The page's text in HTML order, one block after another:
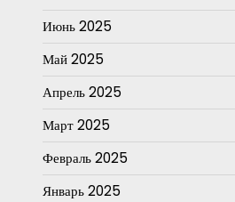
Июнь 2025
Май 2025
Апрель 2025
Март 2025
Февраль 2025
Январь 2025